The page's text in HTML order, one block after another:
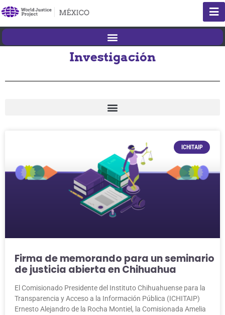
Investigación
ICHITAIP
Firma de memorando para un seminario
de justicia abierta en Chihuahua
El Comisionado Presidente del Instituto Chihuahuense para la
Transparencia y Acceso a la Información Pública (ICHITAIP)
Ernesto Alejandro de la Rocha Montiel, la Comisionada Amelia